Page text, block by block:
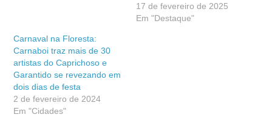
17 de fevereiro de 2025
Em "Destaque"
Carnaval na Floresta:
Carnaboi traz mais de 30
artistas do Caprichoso e
Garantido se revezando em
dois dias de festa
2 de fevereiro de 2024
Em "Cidades"